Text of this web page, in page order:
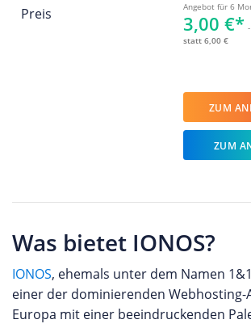
Preis Angebot für 6
3,00 €*
statt 6,00 €
ZUM
ZUM
Was bietet IONOS?
IONOS, ehemals unter dem Namen
einer der dominierenden Webhosting-
Europa mit einer beeindruckenden